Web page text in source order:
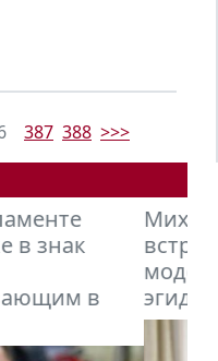
387 388 >>>
нужно
под